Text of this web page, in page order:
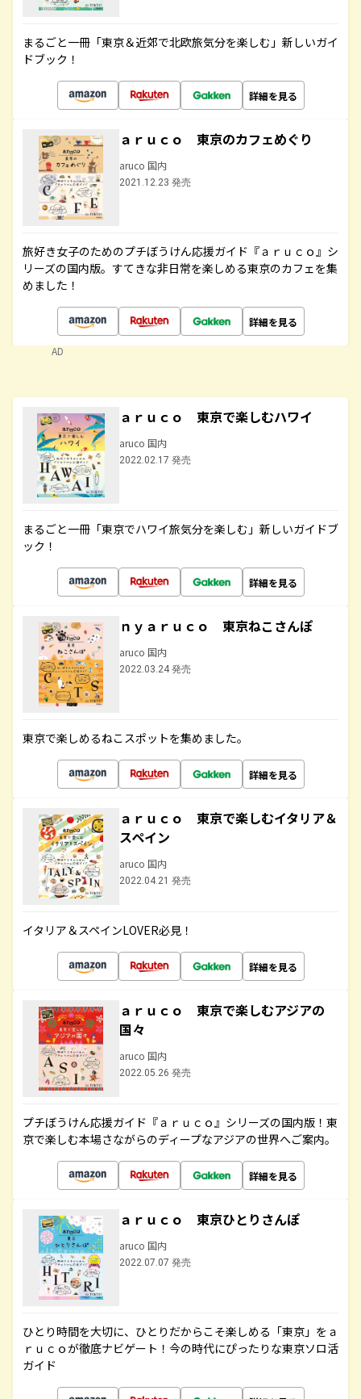
まるごと一冊「東京＆近郊で北欧旅気分を楽しむ」新しいガイ
ドブック！
詳細を見る
ａｒｕｃｏ 東京のカフェめぐり
aruco 国内
2021.12.23 発売
旅好き女子のためのプチぼうけん応援ガイド『ａｒｕｃｏ』シ
リーズの国内版。すてきな非日常を楽しめる東京のカフェを集
めました！
詳細を見る
AD
ａｒｕｃｏ 東京で楽しむハワイ
aruco 国内
2022.02.17 発売
まるごと一冊「東京でハワイ旅気分を楽しむ」新しいガイドブ
ック！
詳細を見る
ｎｙａｒｕｃｏ 東京ねこさんぽ
aruco 国内
2022.03.24 発売
東京で楽しめるねこスポットを集めました。
詳細を見る
ａｒｕｃｏ 東京で楽しむイタリア＆
スペイン
aruco 国内
2022.04.21 発売
イタリア＆スペインLOVER必見！
詳細を見る
ａｒｕｃｏ 東京で楽しむアジアの
国々
aruco 国内
2022.05.26 発売
プチぼうけん応援ガイド『ａｒｕｃｏ』シリーズの国内版！東
京で楽しむ本場さながらのディープなアジアの世界へご案内。
詳細を見る
ａｒｕｃｏ 東京ひとりさんぽ
aruco 国内
2022.07.07 発売
ひとり時間を大切に、ひとりだからこそ楽しめる「東京」をａ
ｒｕｃｏが徹底ナビゲート！今の時代にぴったりな東京ソロ活
ガイド